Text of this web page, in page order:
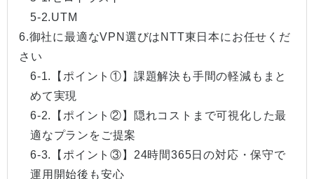
5-2.UTM
6.御社に最適なVPN選びはNTT東日本にお任せくだ
さい
6-1.【ポイント①】課題解決も手間の軽減もまと
めて実現
6-2.【ポイント②】隠れコストまで可視化した最
適なプランをご提案
6-3.【ポイント③】24時間365日の対応・保守で
運用開始後も安心